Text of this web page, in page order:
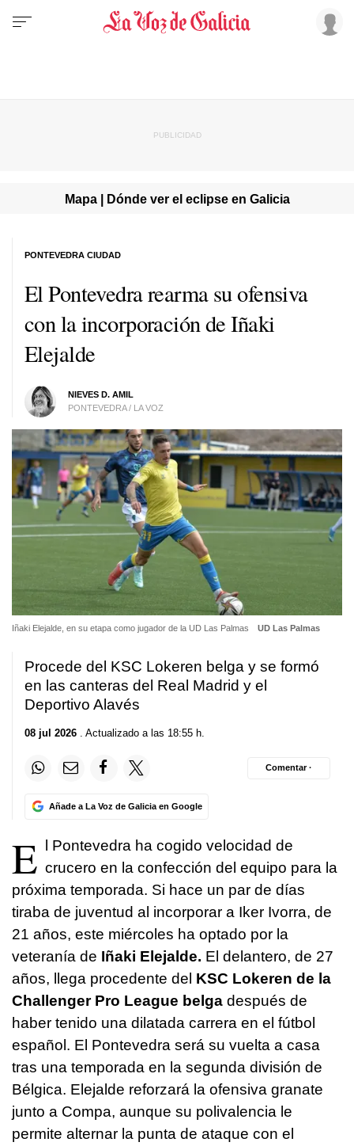
Mapa | Dónde ver el eclipse en Galicia
El Pontevedra rearma su ofensiva
con la incorporación de Iñaki
Elejalde
NIEVES D. AMIL
PONTEVEDRA / LA VOZ
PONTEVEDRA CIUDAD
Iñaki Elejalde, en su etapa como jugador de la UD Las Palmas UD Las Palmas
Procede del KSC Lokeren belga y se formó
en las canteras del Real Madrid y el
Deportivo Alavés
08 jul 2026 . Actualizado a las 18:55 h.
Añade a La Voz de Galicia en Google
Comentar ·
E l Pontevedra ha cogido velocidad de
crucero en la confección del equipo para la
próxima temporada. Si hace un par de días
tiraba de juventud al incorporar a Iker Ivorra, de
21 años, este miércoles ha optado por la
veteranía de Iñaki Elejalde. El delantero, de 27
años, llega procedente del KSC Lokeren de la
Challenger Pro League belga después de
haber tenido una dilatada carrera en el fútbol
español. El Pontevedra será su vuelta a casa
tras una temporada en la segunda división de
Bélgica. Elejalde reforzará la ofensiva granate
junto a Compa, aunque su polivalencia le
permite alternar la punta de ataque con el